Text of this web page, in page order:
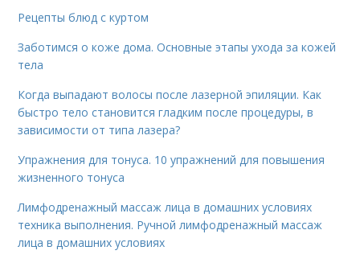
Рецепты блюд с куртом
Заботимся о коже дома. Основные этапы ухода за кожей
тела
Когда выпадают волосы после лазерной эпиляции. Как
быстро тело становится гладким после процедуры, в
зависимости от типа лазера?
Упражнения для тонуса. 10 упражнений для повышения
жизненного тонуса
Лимфодренажный массаж лица в домашних условиях
техника выполнения. Ручной лимфодренажный массаж
лица в домашних условиях